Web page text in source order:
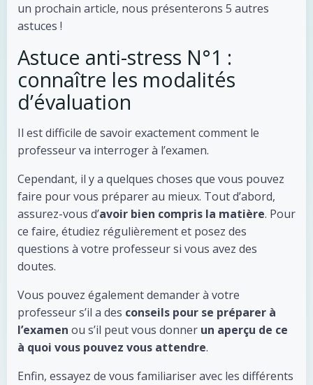
un prochain article, nous présenterons 5 autres
astuces !
Astuce anti-stress N°1 :
connaître les modalités
d’évaluation
Il est difficile de savoir exactement comment le
professeur va interroger à l’examen.
Cependant, il y a quelques choses que vous pouvez
faire pour vous préparer au mieux. Tout d’abord,
assurez-vous d’avoir bien compris la matière. Pour
ce faire, étudiez régulièrement et posez des
questions à votre professeur si vous avez des
doutes.
Vous pouvez également demander à votre
professeur s’il a des conseils pour se préparer à
l’examen ou s’il peut vous donner un aperçu de ce
à quoi vous pouvez vous attendre.
Enfin, essayez de vous familiariser avec les différents